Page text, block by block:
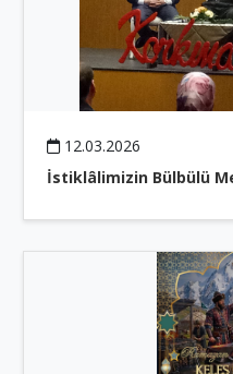
12.03.2026
İstiklâlimizin Bülbülü